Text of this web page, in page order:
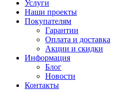
Услуги
Наши проекты
Покупателям
Гарантии
Оплата и доставка
Акции и скидки
Информация
Блог
Новости
Контакты